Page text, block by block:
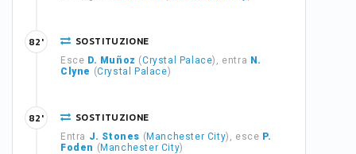
SOSTITUZIONE
Esce D. Muñoz (Crystal Palace), entra N.
Clyne (Crystal Palace)
82'
SOSTITUZIONE
Entra J. Stones ( Manchester City), esce P.
Foden ( Manchester City)
82'